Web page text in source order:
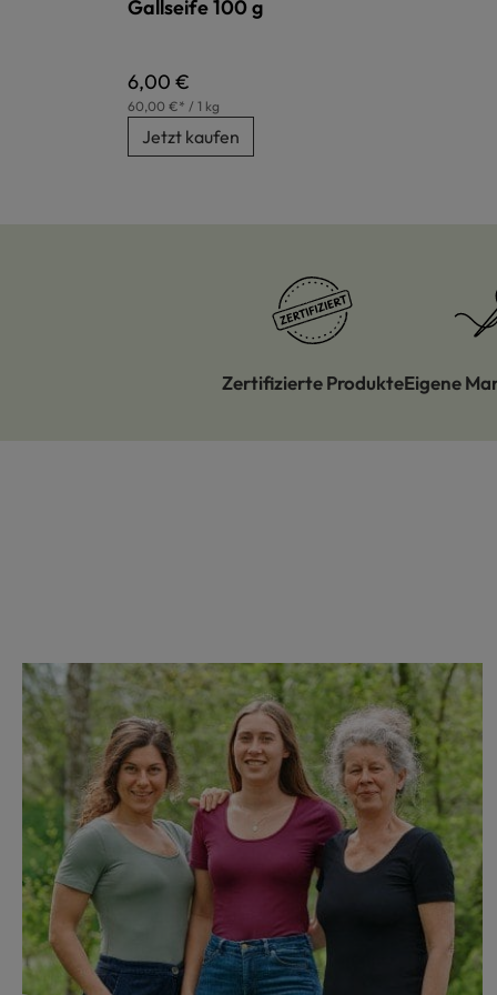
Gallseife 100 g
Regulärer Preis:
6,00 €
60,00 €* / 1 kg
Jetzt kaufen
Zertifizierte ProdukteEigene